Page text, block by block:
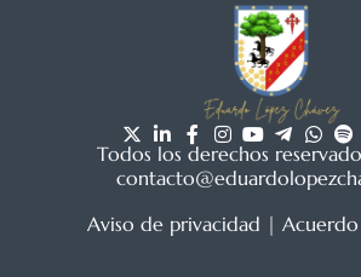
Todos los derechos
Aviso de privacidad |